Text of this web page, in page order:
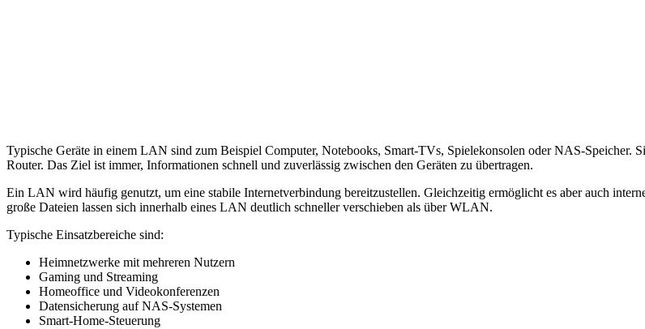
Typische Geräte in einem LAN sind zum Beispiel Computer, Notebooks, Smart-TVs, Spielekonsolen oder NAS-Speicher.
Router. Das Ziel ist immer, Informationen schnell und zuverlässig zwischen den Geräten zu übertragen.
Ein LAN wird häufig genutzt, um eine stabile Internetverbindung bereitzustellen. Gleichzeitig ermöglicht es aber auch
große Dateien lassen sich innerhalb eines LAN deutlich schneller verschieben als über WLAN.
Typische Einsatzbereiche sind:
Heimnetzwerke mit mehreren Nutzern
Gaming und Streaming
Homeoffice und Videokonferenzen
Datensicherung auf NAS-Systemen
Smart-Home-Steuerung